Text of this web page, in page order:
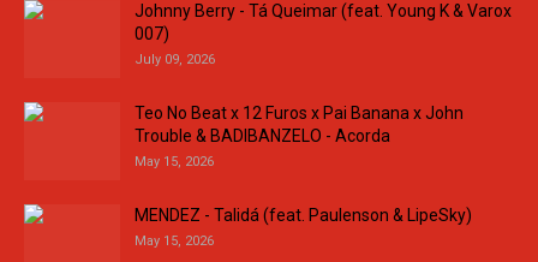
Johnny Berry - Tá Queimar (feat. Young K & Varox
007)
July 09, 2026
Teo No Beat x 12 Furos x Pai Banana x John
Trouble & BADIBANZELO - Acorda
May 15, 2026
MENDEZ - Talidá (feat. Paulenson & LipeSky)
May 15, 2026